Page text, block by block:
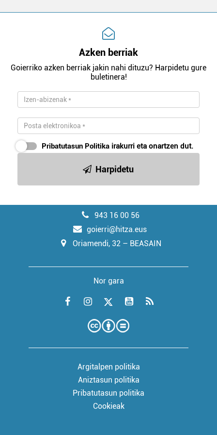
Azken berriak
Goierriko azken berriak jakin nahi dituzu? Harpidetu gure
buletinera!
Pribatutasun Politika irakurri eta onartzen dut.
Harpidetu
943 16 00 56
goierri@hitza.eus
Oriamendi, 32 – BEASAIN
Nor gara
Argitalpen politika
Aniztasun politika
Pribatutasun politika
Cookieak